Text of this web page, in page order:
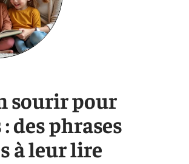
sourir pour
des phrases
à leur lire